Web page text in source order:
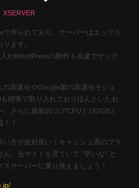
で作られており、サーバーはエックス
ます。
れWordPressの動作も高速でサック
の高速化やGoogle製の高速化モジュ
標準で取り入れておりほんといたれ
。さらに最新20コアCPUと192GBと
！
い方が絶対良い！キャッシュ系のプラ
ん。当サイトを見ていて "早いな" と
サーバーに乗り換えましょう！